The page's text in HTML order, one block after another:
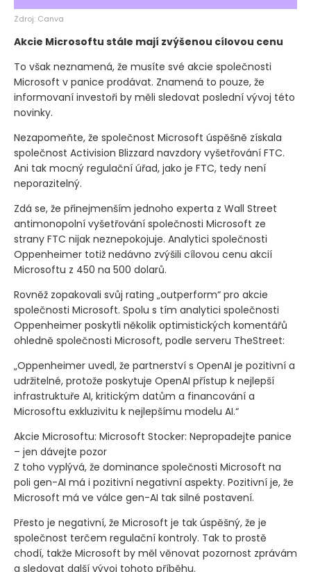
Zdroj: Canva
Akcie Microsoftu stále mají zvýšenou cílovou cenu
To však neznamená, že musíte své akcie společnosti
Microsoft v panice prodávat. Znamená to pouze, že
informovaní investoři by měli sledovat poslední vývoj této
novinky.
Nezapomeňte, že společnost Microsoft úspěšně získala
společnost Activision Blizzard navzdory vyšetřování FTC.
Ani tak mocný regulační úřad, jako je FTC, tedy není
neporazitelný.
Zdá se, že přinejmenším jednoho experta z Wall Street
antimonopolní vyšetřování společnosti Microsoft ze
strany FTC nijak neznepokojuje. Analytici společnosti
Oppenheimer totiž nedávno zvýšili cílovou cenu akcií
Microsoftu z 450 na 500 dolarů.
Rovněž zopakovali svůj rating „outperform“ pro akcie
společnosti Microsoft. Spolu s tím analytici společnosti
Oppenheimer poskytli několik optimistických komentářů
ohledně společnosti Microsoft, podle serveru TheStreet:
„Oppenheimer uvedl, že partnerství s OpenAI je pozitivní a
udržitelné, protože poskytuje OpenAI přístup k nejlepší
infrastruktuře AI, kritickým datům a financování a
Microsoftu exkluzivitu k nejlepšímu modelu AI.“
Akcie Microsoftu: Microsoft Stocker: Nepropadejte panice
– jen dávejte pozor
Z toho vyplývá, že dominance společnosti Microsoft na
poli gen-AI má i pozitivní negativní aspekty. Pozitivní je, že
Microsoft má ve válce gen-AI tak silné postavení.
Přesto je negativní, že Microsoft je tak úspěšný, že je
společnost terčem regulační kontroly. Tak to prostě
chodí, takže Microsoft by měl věnovat pozornost zprávám
a sledovat další vývoj tohoto příběhu.